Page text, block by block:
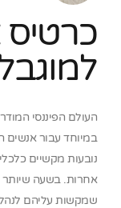
העולם הפיננסי
במיוחד עבור אנשים
נובעות מקשיים
אחרות. בשעה שיותר
שמקשות עליהם